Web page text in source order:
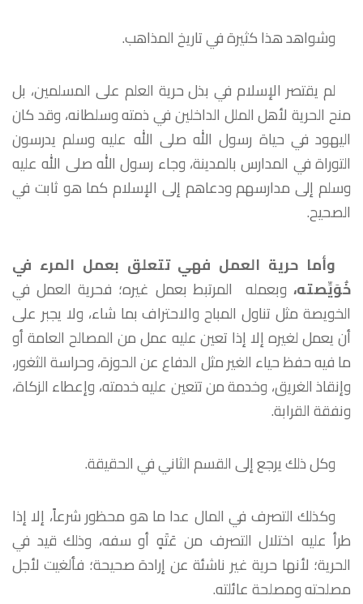
وشواهد هذا كثيرة في تاريخ المذاهب.
لم يقتصر الإسلام في بذل حرية العلم على المسلمين، بل
منح الحرية لأهل الملل الداخلين في ذمته وسلطانه، وقد كان
اليهود في حياة رسول الله صلى الله عليه وسلم يدرسون
التوراة في المدارس بالمدينة، وجاء رسول الله صلى الله عليه
وسلم إلى مدارسهم ودعاهم إلى الإسلام كما هو ثابت في
الصحيح.
وأما حرية العمل فهي تتعلق بعمل المرء في
خُوَيِّصته، وبعمله المرتبط بعمل غيره؛ فحرية العمل في
الخويصة مثل تناول المباح والاحتراف بما شاء، ولا يجبر على
أن يعمل لغيره إلا إذا تعين عليه عمل من المصالح العامة أو
ما فيه حفظ حياء الغير مثل الدفاع عن الحوزة، وحراسة الثغور،
وإنقاذ الغريق، وخدمة من تتعين عليه خدمته، وإعطاء الزكاة،
ونفقة القرابة.
وكل ذلك يرجع إلى القسم الثاني في الحقيقة.
وكذلك التصرف في المال عدا ما هو محظور شرعاً، إلا إذا
طرأ عليه اختلال التصرف من عَتَهٍ أو سفه، وذلك قيد في
الحرية؛ لأنها حرية غير ناشئة عن إرادة صحيحة؛ فألغيت لأجل
مصلحته ومصلحة عائلته.